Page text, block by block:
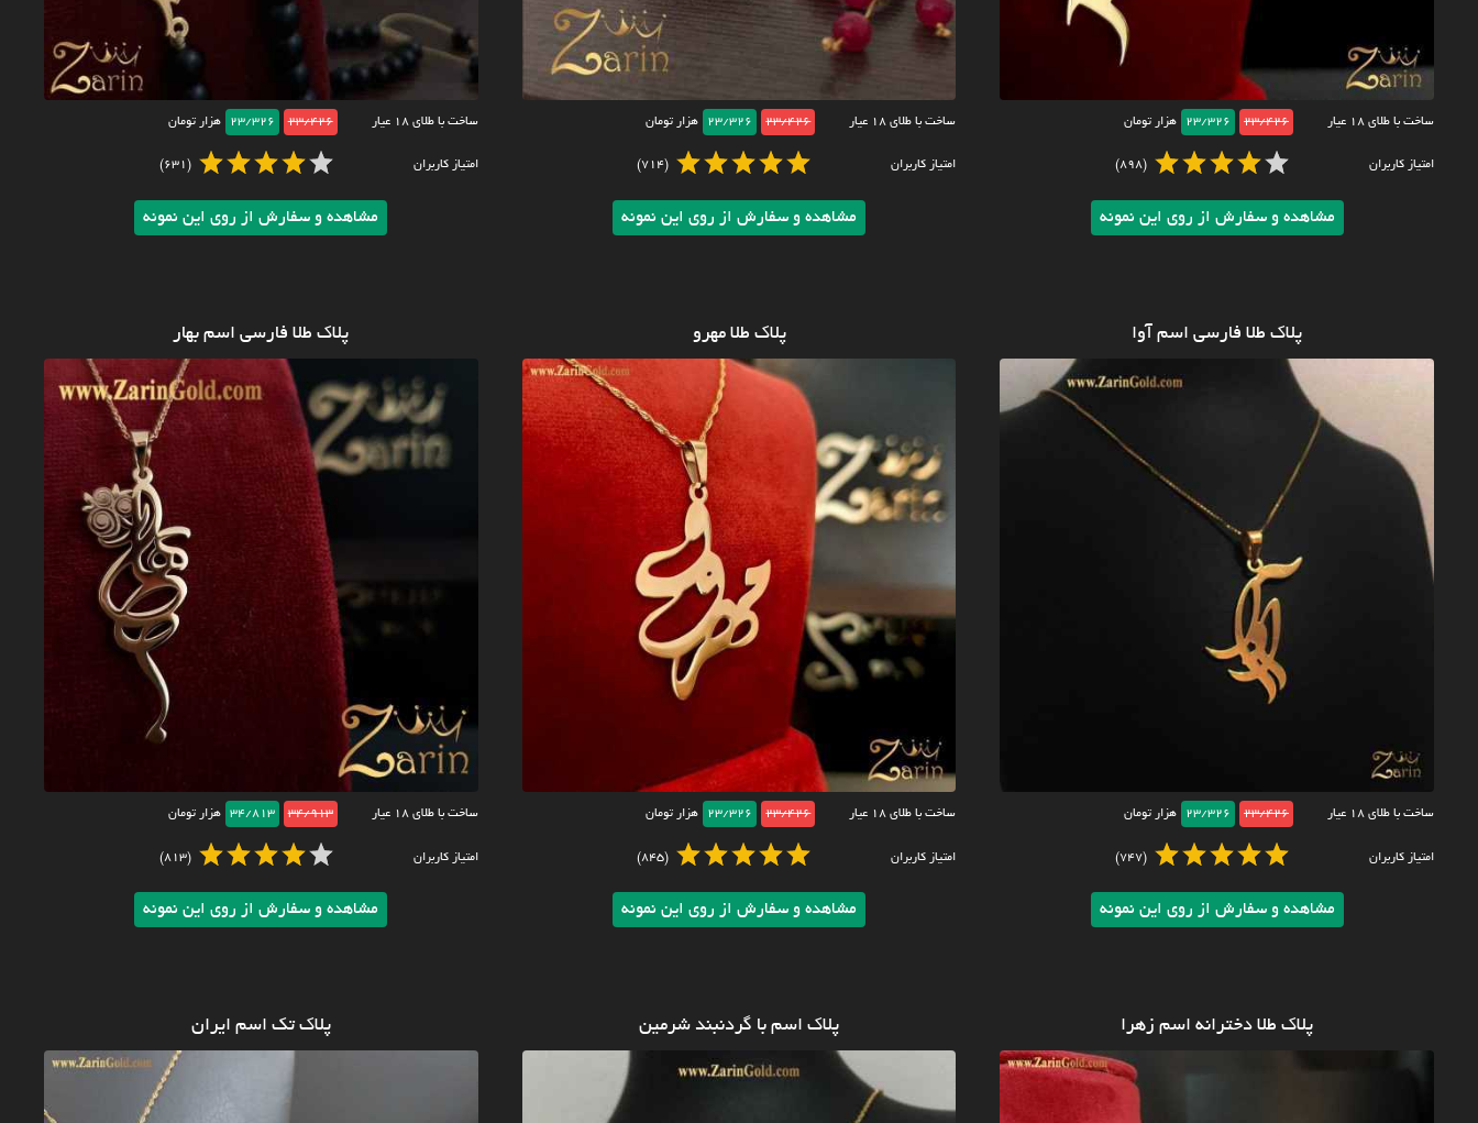
ساخت با طلای ۱۸ عیار 23/426
23/326 هزار تومان
امتیاز کاربران (898)
مشاهده و سفارش از روی این نمونه
ساخت با طلای ۱۸ عیار 23/426
23/326 هزار تومان
امتیاز کاربران (714)
مشاهده و سفارش از روی این نمونه
ساخت با طلای ۱۸ عیار 23/426
23/326 هزار تومان
امتیاز کاربران (631)
مشاهده و سفارش از روی این نمونه
پلاک طلا فارسی اسم آوا
ساخت با طلای ۱۸ عیار 23/426
23/326 هزار تومان
امتیاز کاربران (747)
مشاهده و سفارش از روی این نمونه
پلاک طلا مهرو
ساخت با طلای ۱۸ عیار 23/426
23/326 هزار تومان
امتیاز کاربران (845)
مشاهده و سفارش از روی این نمونه
پلاک طلا فارسی اسم بهار
ساخت با طلای ۱۸ عیار 34/913
34/813 هزار تومان
امتیاز کاربران (813)
مشاهده و سفارش از روی این نمونه
پلاک طلا دخترانه اسم زهرا پلاک اسم با گردنبند شرمین پلاک تک اسم ایران